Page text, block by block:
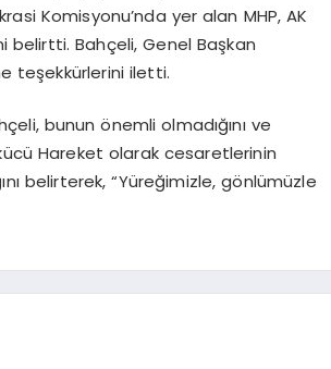
Komisyonu’nda yer alan MHP, AK
belirtti. Bahçeli, Genel Başkan
teşekkürlerini iletti.
bunun önemli olmadığını ve
Hareket olarak cesaretlerinin
belirterek, “Yüreğimizle, gönlümüzle